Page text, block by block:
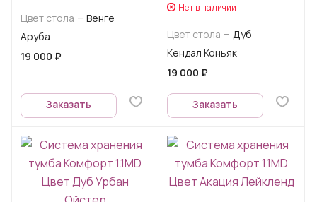
Цвет стола – Венге
Аруба
19 000 ₽
Заказать
Нет в наличии
Цвет стола – Дуб
Кендал Коньяк
19 000 ₽
Заказать